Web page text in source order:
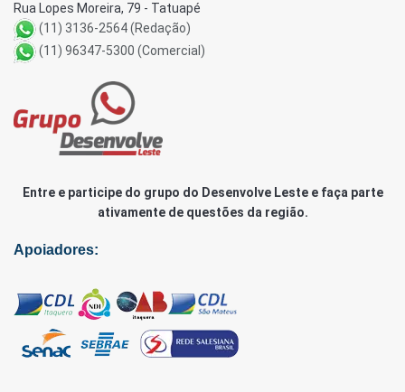
Rua Lopes Moreira, 79 - Tatuapé
(11) 3136-2564 (Redação)
(11) 96347-5300 (Comercial)
Entre e participe do grupo do Desenvolve Leste e faça parte
ativamente de questões da região.
Apoiadores: